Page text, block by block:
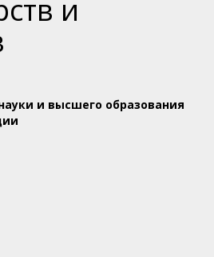
и
и высшего образования